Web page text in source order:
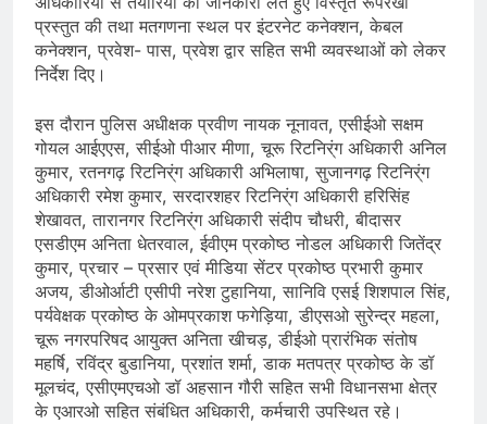
प्रस्तुत की तथा मतगणना स्थल पर इंटरनेट कनेक्शन, केबल
कनेक्शन, प्रवेश- पास, प्रवेश द्वार सहित सभी व्यवस्थाओं को लेकर
निर्देश दिए।
इस दौरान पुलिस अधीक्षक प्रवीण नायक नूनावत, एसीईओ सक्षम
गोयल आईएएस, सीईओ पीआर मीणा, चूरू रिटनिर्ंग अधिकारी अनिल
कुमार, रतनगढ़ रिटनिर्ंग अधिकारी अभिलाषा, सुजानगढ़ रिटनिर्ंग
अधिकारी रमेश कुमार, सरदारशहर रिटनिर्ंग अधिकारी हरिसिंह
शेखावत, तारानगर रिटनिर्ंग अधिकारी संदीप चौधरी, बीदासर
एसडीएम अनिता धेतरवाल, ईवीएम प्रकोष्ठ नोडल अधिकारी जितेंद्र
कुमार, प्रचार – प्रसार एवं मीडिया सेंटर प्रकोष्ठ प्रभारी कुमार
अजय, डीओर्आटी एसीपी नरेश टुहानिया, सानिवि एसई शिशपाल सिंह,
पर्यवेक्षक प्रकोष्ठ के ओमप्रकाश फगेड़िया, डीएसओ सुरेन्द्र महला,
चूरू नगरपरिषद आयुक्त अनिता खीचड़, डीईओ प्रारंभिक संतोष
महर्षि, रविंद्र बुडानिया, प्रशांत शर्मा, डाक मतपत्र प्रकोष्ठ के डॉ
मूलचंद, एसीएमएचओ डॉ अहसान गौरी सहित सभी विधानसभा क्षेत्र
के एआरओ सहित संबंधित अधिकारी, कर्मचारी उपस्थित रहे।